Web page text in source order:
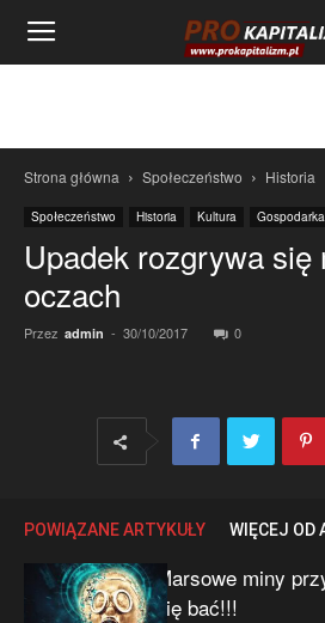
Strona główna Społeczeństwo Historia
Społeczeństwo Historia Kultura Gospodarka
Upadek rozgrywa się
oczach
Przez admin - 30/10/2017 0
POWIĄZANE ARTYKUŁY WIĘCEJ OD
Marsowe miny
się bać!!!